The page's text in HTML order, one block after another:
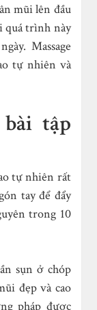
mũi lên đầu
quá trình này
Massage
tự nhiên và
tập
tự nhiên rất
tay để đẩy
trong 10
sụn ở chóp
đẹp và cao
pháp được